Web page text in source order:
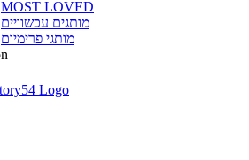
MOST LOVED
מותגים עכשוויים
מותגי פרימיום